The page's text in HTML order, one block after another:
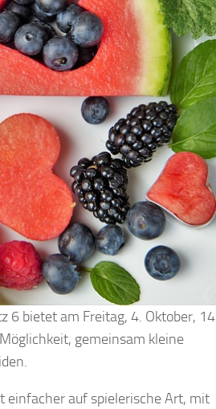
6 bietet am Freitag, 4. Oktober, 14
gemeinsam kleine
einfacher auf spielerische Art, mit